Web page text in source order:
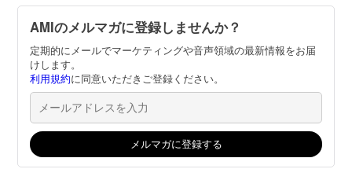
AMIのメルマガに登録しませんか？
定期的にメールでマーケティングや音声領域の最新情報をお届
けします。
利用規約に同意いただきご登録ください。